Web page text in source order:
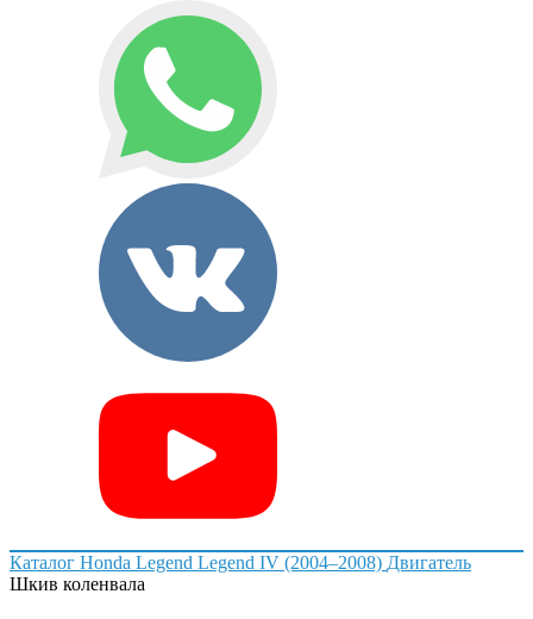
Каталог Honda Legend Legend IV (2004–2008) Двигатель
Шкив коленвала